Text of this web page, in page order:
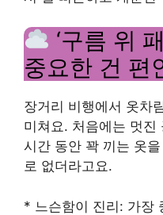
‘구름 위
중요한 건 편
장거리 비행에서 옷차
미쳐요. 처음에는 멋진
시간 동안 꽉 끼는 옷
로 없더라고요.
* 느슨함이 진리: 가장